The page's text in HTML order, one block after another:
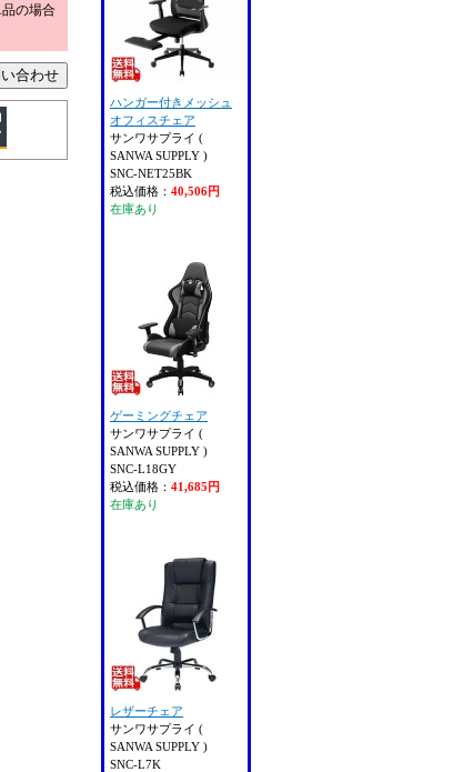
の場合
ハンガー付きメッシュ
オフィスチェア
サンワサプライ (
SANWA SUPPLY )
SNC-NET25BK
税込価格： 40,506円
在庫あり
ゲーミングチェア
サンワサプライ (
SANWA SUPPLY )
SNC-L18GY
税込価格： 41,685円
在庫あり
レザーチェア
サンワサプライ (
SANWA SUPPLY )
SNC-L7K